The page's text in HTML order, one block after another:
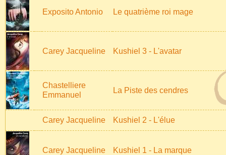
Exposito Antonio Le quatrième roi mage
Carey Jacqueline Kushiel 3 - L'avatar
Chastelliere
Emmanuel
La Piste des cendres
Carey Jacqueline Kushiel 2 - L'élue
Carey Jacqueline Kushiel 1 - La marque